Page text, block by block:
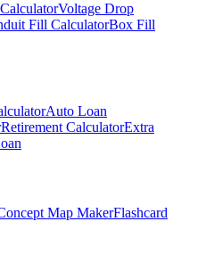
Voltage Drop
Fill CalculatorBox Fill
Auto Loan
Retirement CalculatorExtra
Map MakerFlashcard